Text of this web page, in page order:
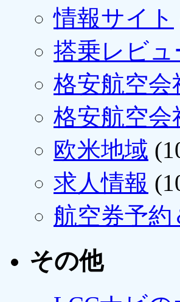
情報サイト
搭乗レビュ
格安航空会
格安航空会
欧米地域
求人情報
航空券予
その他